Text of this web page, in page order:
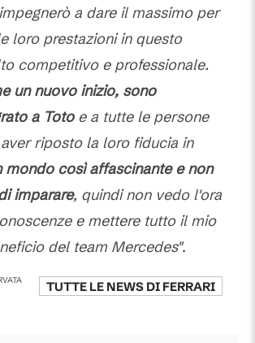
a dare il massimo per
loro prestazioni in questo
competitivo e professionale.
un nuovo inizio, sono
a Totoe a tutte le persone
riposto la loro fiducia in
mondo così affascinante e non
imparare, quindi non vedo l'ora
e mettere tutto il mio
del team Mercedes".
TUTTE LE NEWS DI FERRARI